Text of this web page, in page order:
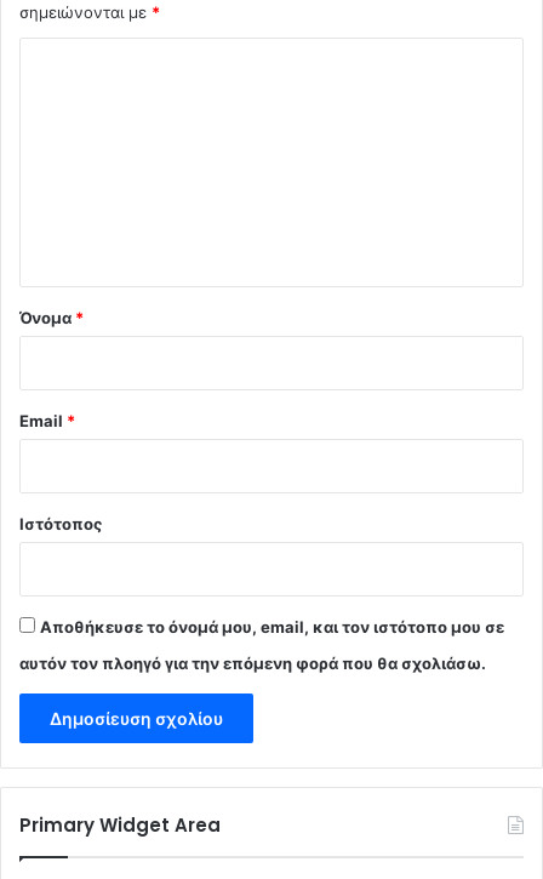
σημειώνονται με *
Όνομα *
Email *
Ιστότοπος
Αποθήκευσε το όνομά μου, email, και τον ιστότοπο μου σε
αυτόν τον πλοηγό για την επόμενη φορά που θα σχολιάσω.
Primary Widget Area